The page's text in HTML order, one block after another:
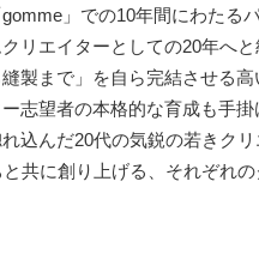
」での10年間にわたる
リエイターとしての20年へ
製まで」を自ら完結させる
志望者の本格的な育成も手
込んだ20代の気鋭の若きク
共に創り上げる、それぞれ